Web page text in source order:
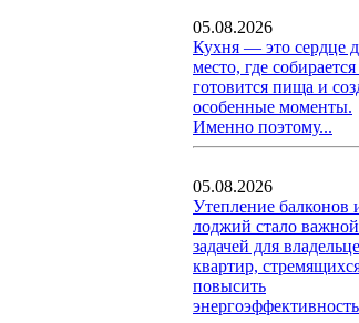
05.08.2026
Кухня — это сердце
место, где
готовится пища и
особенные моменты.
Именно поэтому...
05.08.2026
Утепление балконов
лоджий стало важной
задачей для
квартир,
повысить